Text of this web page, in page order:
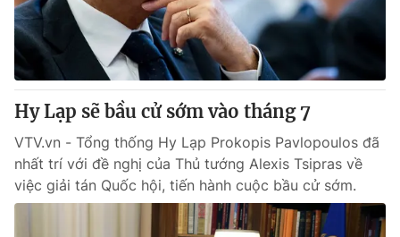
Hy Lạp sẽ bầu cử sớm vào tháng 7
VTV.vn - Tổng thống Hy Lạp Prokopis Pavlopoulos đã
nhất trí với đề nghị của Thủ tướng Alexis Tsipras về
việc giải tán Quốc hội, tiến hành cuộc bầu cử sớm.